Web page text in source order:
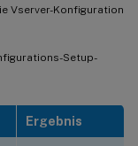
Vserver-Konfiguration
Setup-
Ergebnis